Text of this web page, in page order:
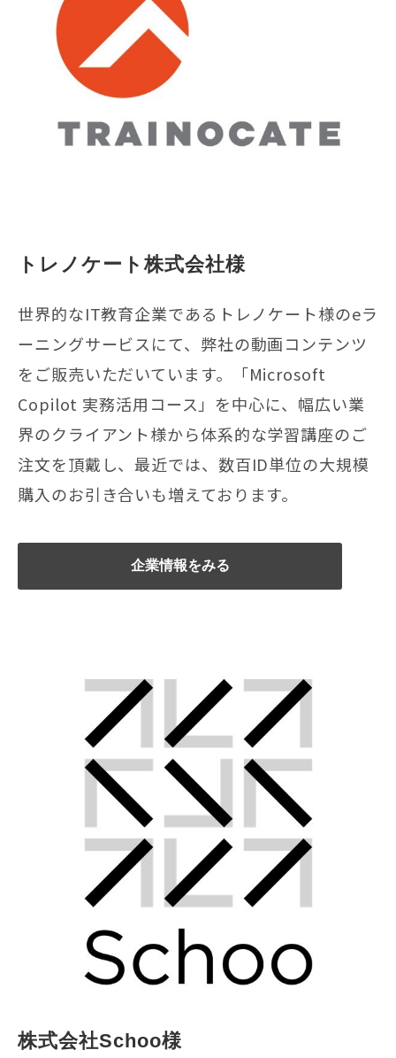
トレノケート株式会社様
世界的なIT教育企業であるトレノケート様のeラ
ーニングサービスにて、弊社の動画コンテンツ
をご販売いただいています。「Microsoft
Copilot 実務活用コース」を中心に、幅広い業
界のクライアント様から体系的な学習講座のご
注文を頂戴し、最近では、数百ID単位の大規模
購入のお引き合いも増えております。
企業情報をみる
株式会社Schoo様